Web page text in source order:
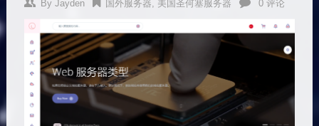
By Jayden 国外服务器, 美国圣何塞服务器 0 评论